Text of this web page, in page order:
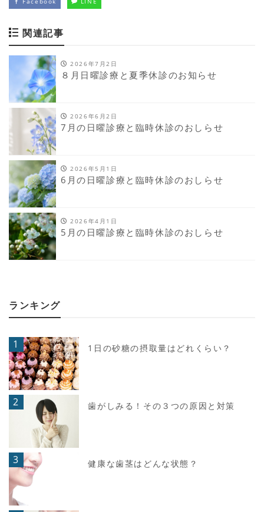
関連記事
2026年7月2日
８月日曜診療と夏季休診のお知らせ
2026年6月2日
7月の日曜診療と臨時休診のおしらせ
2026年5月1日
6月の日曜診療と臨時休診のおしらせ
2026年4月1日
5月の日曜診療と臨時休診のおしらせ
ランキング
1 1日の砂糖の摂取量はどれくらい？
2 歯がしみる！その３つの原因と対策
3 健康な歯茎はどんな状態？